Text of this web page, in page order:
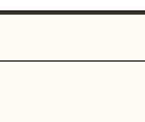
o desenvolvimento.